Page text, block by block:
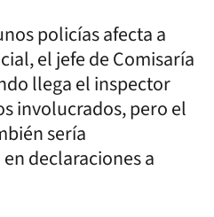
policías afecta a
el jefe de Comisaría
llega el inspector
involucrados, pero el
sería
declaraciones a